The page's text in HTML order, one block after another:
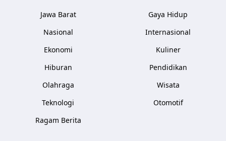
Jawa Barat
Nasional
Ekonomi
Hiburan
Olahraga
Teknologi
Ragam Berita
Gaya Hidup
Internasional
Kuliner
Pendidikan
Wisata
Otomotif